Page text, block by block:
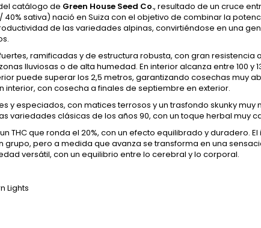
catálogo de Green House Seed Co., resultado de un cruce
40% sativa) nació en Suiza con el objetivo de combinar la
de las variedades alpinas, convirtiéndose en una
ramificadas y de estructura robusta, con gran resistencia
lluviosas o de alta humedad. En interior alcanza entre 100 y
puede superar los 2,5 metros, garantizando cosechas muy
interior, con cosecha a finales de septiembre en exterior.
y especiados, con matices terrosos y un trasfondo skunky muy
variedades clásicas de los años 90, con un toque herbal muy
THC que ronda el 20%, con un efecto equilibrado y duradero.
pero a medida que avanza se transforma en una
versátil, con un equilibrio entre lo cerebral y lo corporal.
Lights